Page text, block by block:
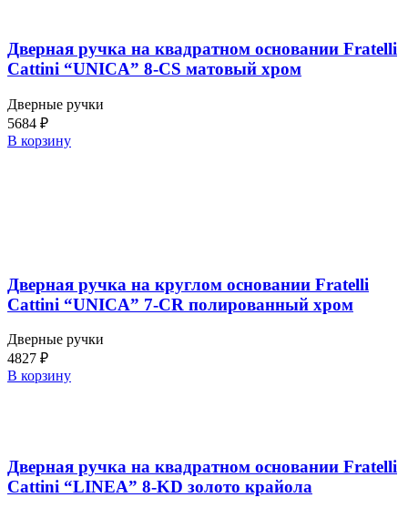
Дверная ручка на квадратном основании Fratelli
Cattini “UNICA” 8-CS матовый хром
Дверные ручки
5684 ₽
В корзину
Дверная ручка на круглом основании Fratelli
Cattini “UNICA” 7-CR полированный хром
Дверные ручки
4827 ₽
В корзину
Дверная ручка на квадратном основании Fratelli
Cattini “LINEA” 8-KD золото крайола